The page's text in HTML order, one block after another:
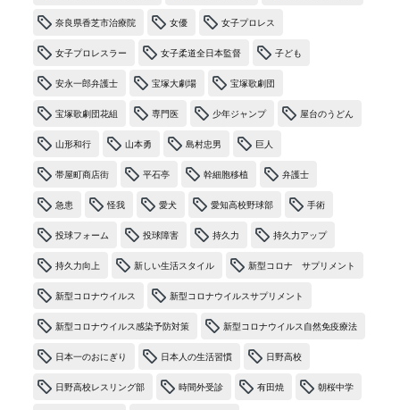
奈良県香芝市治療院 女優 女子プロレス
女子プロレスラー 女子柔道全日本監督 子ども
安永一郎弁護士 宝塚大劇場 宝塚歌劇団
宝塚歌劇団花組 専門医 少年ジャンプ 屋台のうどん
山形和行 山本勇 島村忠男 巨人
帯屋町商店街 平石亭 幹細胞移植 弁護士
急患 怪我 愛犬 愛知高校野球部 手術
投球フォーム 投球障害 持久力 持久力アップ
持久力向上 新しい生活スタイル 新型コロナ サプリメント
新型コロナウイルス 新型コロナウイルスサプリメント
新型コロナウイルス感染予防対策 新型コロナウイルス自然免疫療法
日本一のおにぎり 日本人の生活習慣 日野高校
日野高校レスリング部 時間外受診 有田焼 朝桜中学